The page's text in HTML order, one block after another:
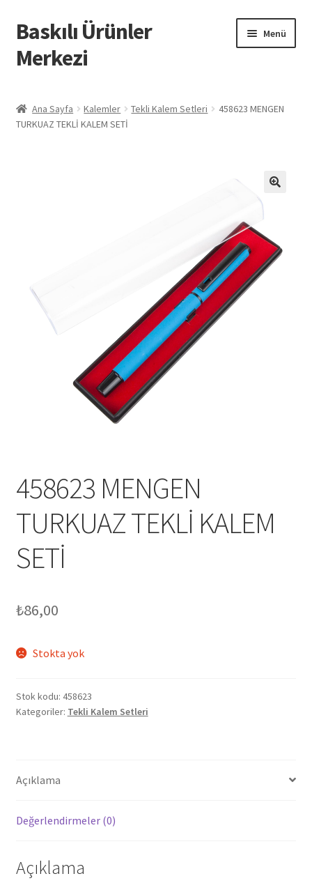
Dolaşıma
geç
İçeriğe
geç
Baskılı Ürünler
Merkezi
Menü
Baskılı Ürünler
Mesafeli Satış Sözleşmesi
Mesafeli Satış Sözleşmesi
Ana Sayfa Kalemler Tekli Kalem Setleri
458623 MENGEN
TURKUAZ TEKLİ KALEM SETİ
458623 MENGEN
TURKUAZ TEKLİ KALEM
SETİ
₺86,00
Stokta yok
Stok kodu: 458623
Kategoriler: Tekli Kalem Setleri
Açıklama
Değerlendirmeler (0)
Açıklama